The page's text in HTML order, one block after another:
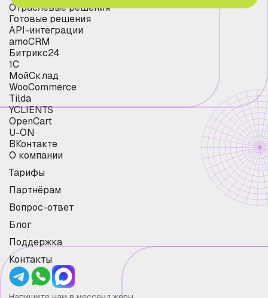
Отраслевые решения
Готовые решения
API-интеграции
amoCRM
Битрикс24
1С
МойСклад
WooCommerce
Tilda
YCLIENTS
OpenCart
U-ON
ВКонтакте
О компании
Тарифы
Партнёрам
Вопрос-ответ
Блог
Поддержка
Контакты